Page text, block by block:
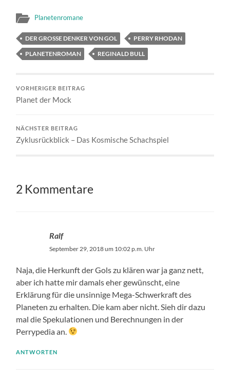
Planetenromane
DER GROSSE DENKER VON GOL
PERRY RHODAN
PLANETENROMAN
REGINALD BULL
VORHERIGER BEITRAG
Planet der Mock
NÄCHSTER BEITRAG
Zyklusrückblick – Das Kosmische Schachspiel
2 Kommentare
Ralf
September 29, 2018 um 10:02 p.m. Uhr
Naja, die Herkunft der Gols zu klären war ja ganz nett,
aber ich hatte mir damals eher gewünscht, eine
Erklärung für die unsinnige Mega-Schwerkraft des
Planeten zu erhalten. Die kam aber nicht. Sieh dir dazu
mal die Spekulationen und Berechnungen in der
Perrypedia an.
ANTWORTEN